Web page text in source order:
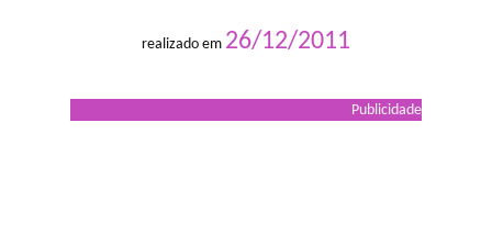
realizado em 26/12/2011
Publicidade